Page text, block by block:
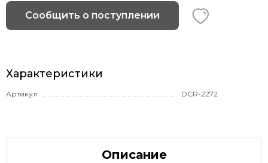
Сообщить о поступлении
Характеристики
Артикул DCR-2272
Описание